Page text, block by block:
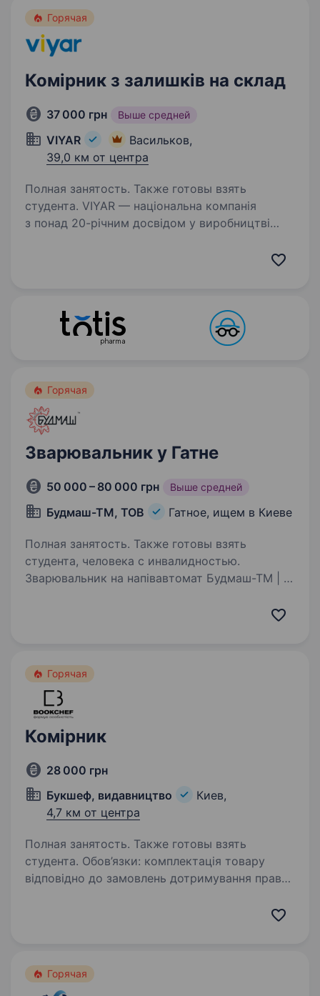
України та представлені…
Горячая
Комірник з залишків на склад
37 000 грн Выше средней
VIYAR
Васильков,
39,0 км от центра
Полная занятость. Также готовы взять
студента. VIYAR — національна компанія
з понад 20-річним досвідом у виробництві
професіоналів, об'єднаних спільними цілями та
Горячая
Зварювальник у Гатне
50 000 – 80 000 грн Выше средней
Будмаш-ТМ, ТОВ Гатное, ищем в Киеве
Полная занятость. Также готовы взять
студента, человека с инвалидностью.
Зварювальник на напівавтомат Будмаш-ТМ | с.
Горячая
Комірник
28 000 грн
Букшеф, видавництво
Киев,
4,7 км от центра
Полная занятость. Также готовы взять
студента. Обов’язки: комплектація товару
відповідно до замовлень дотримування правил
Горячая